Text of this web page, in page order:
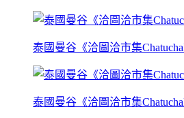
泰國曼谷《洽圖洽市集
泰國曼谷《洽圖洽市集